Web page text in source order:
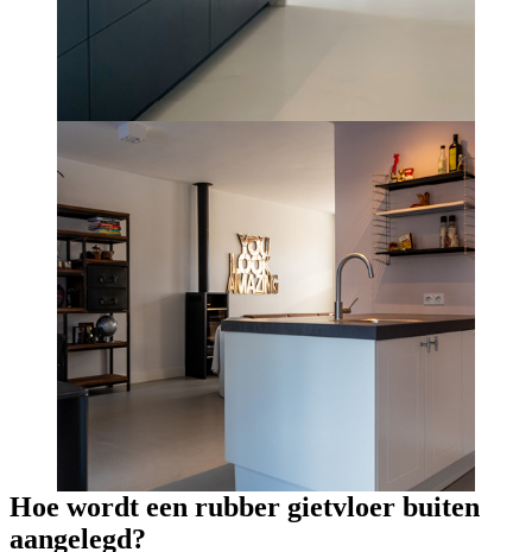
Hoe wordt een rubber gietvloer buiten
aangelegd?